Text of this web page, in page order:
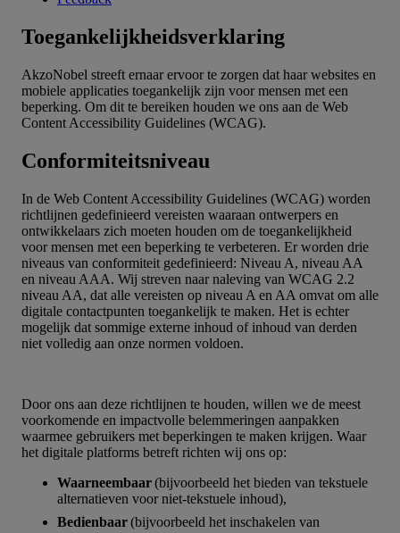
Toegankelijkheidsverklaring
AkzoNobel streeft ernaar ervoor te zorgen dat haar websites en
mobiele applicaties toegankelijk zijn voor mensen met een
beperking. Om dit te bereiken houden we ons aan de Web
Content Accessibility Guidelines (WCAG).
Conformiteitsniveau
In de Web Content Accessibility Guidelines (WCAG) worden
richtlijnen gedefinieerd vereisten waaraan ontwerpers en
ontwikkelaars zich moeten houden om de toegankelijkheid
voor mensen met een beperking te verbeteren. Er worden drie
niveaus van conformiteit gedefinieerd: Niveau A, niveau AA
en niveau AAA. Wij streven naar naleving van WCAG 2.2
niveau AA, dat alle vereisten op niveau A en AA omvat om alle
digitale contactpunten toegankelijk te maken. Het is echter
mogelijk dat sommige externe inhoud of inhoud van derden
niet volledig aan onze normen voldoen.
Door ons aan deze richtlijnen te houden, willen we de meest
voorkomende en impactvolle belemmeringen aanpakken
waarmee gebruikers met beperkingen te maken krijgen. Waar
het digitale platforms betreft richten wij ons op:
Waarneembaar(bijvoorbeeld het bieden van tekstuele
alternatieven voor niet-tekstuele inhoud),
Bedienbaar(bijvoorbeeld het inschakelen van